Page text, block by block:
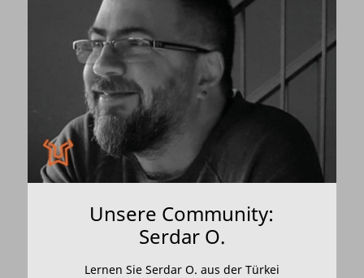
Unsere Community:
Serdar O.
Lernen Sie Serdar O. aus der Türkei